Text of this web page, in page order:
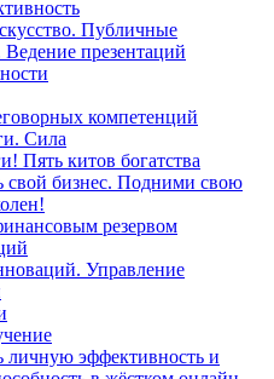
Публичные
презентаций
компетенций
Сила
Пять китов богатства
свой бизнес. Подними свою
резервом
Управление
личную эффективность и